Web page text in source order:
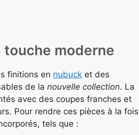
touche moderne
finitions en nubuck et des
de la nouvelle collection. La
avec des coupes franches et
Pour rendre ces pièces à la fois
tels que :